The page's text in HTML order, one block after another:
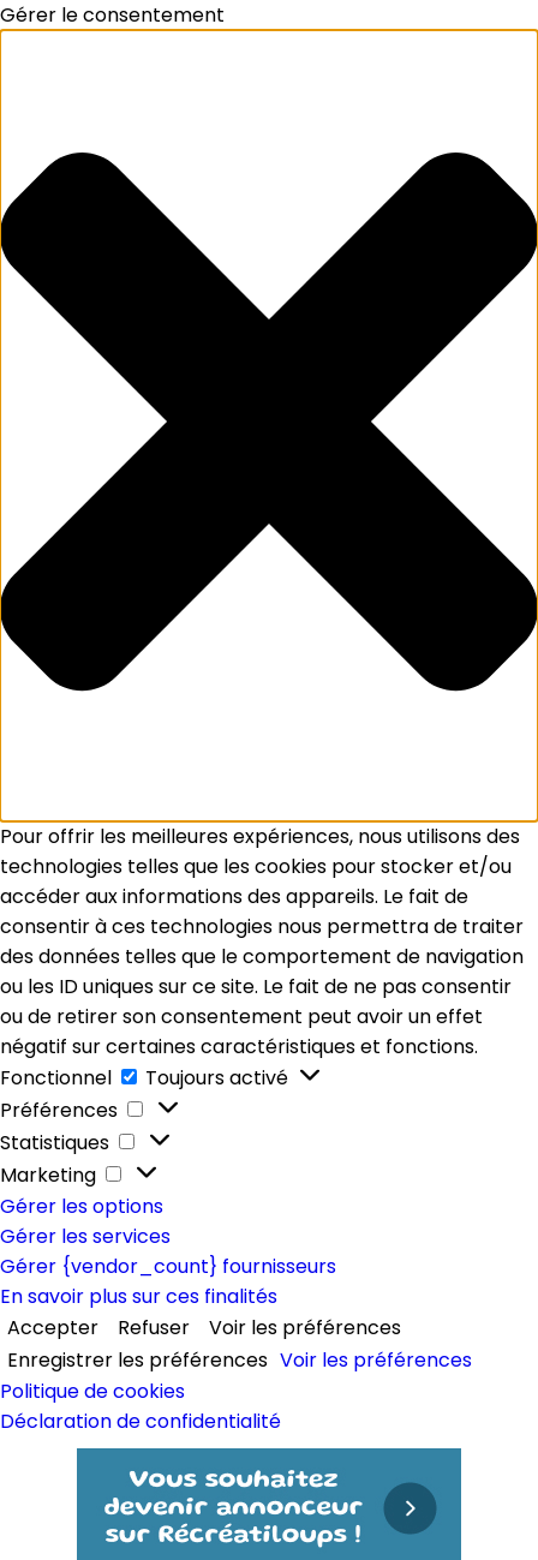
Gérer le consentement
Pour offrir les meilleures expériences, nous utilisons des
technologies telles que les cookies pour stocker et/ou
accéder aux informations des appareils. Le fait de
consentir à ces technologies nous permettra de traiter
des données telles que le comportement de navigation
ou les ID uniques sur ce site. Le fait de ne pas consentir
ou de retirer son consentement peut avoir un effet
négatif sur certaines caractéristiques et fonctions.
Fonctionnel
Fonctionnel
Toujours activé
Préférences
Préférences
Statistiques
Statistiques
Marketing
Marketing
Gérer les options
Gérer les services
Gérer {vendor_count} fournisseurs
En savoir plus sur ces finalités
Accepter
Refuser
Voir les préférences
Enregistrer les préférences Voir les préférences
Politique de cookies
Déclaration de confidentialité